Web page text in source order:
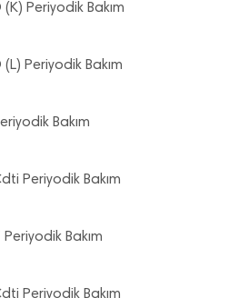
Periyodik Bakım
Periyodik Bakım
Bakım
Periyodik Bakım
Bakım
Periyodik Bakım